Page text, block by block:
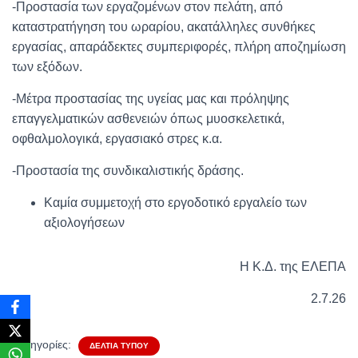
-Προστασία των εργαζομένων στον πελάτη, από
καταστρατήγηση του ωραρίου, ακατάλληλες συνθήκες
εργασίας, απαράδεκτες συμπεριφορές, πλήρη αποζημίωση
των εξόδων.
-Μέτρα προστασίας της υγείας μας και πρόληψης
επαγγελματικών ασθενειών όπως μυοσκελετικά,
οφθαλμολογικά, εργασιακό στρες κ.α.
-Προστασία της συνδικαλιστικής δράσης.
Καμία συμμετοχή στο εργοδοτικό εργαλείο των
αξιολογήσεων
Η Κ.Δ. της ΕΛΕΠΑ
2.7.26
Κατηγορίες: ΔΕΛΤΊΑ ΤΎΠΟΥ